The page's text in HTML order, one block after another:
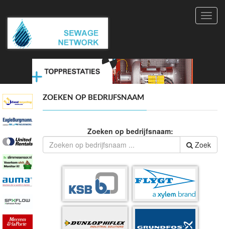
ZOEKEN OP BEDRIJFSNAAM
Zoeken op bedrijfsnaam:
Zoek